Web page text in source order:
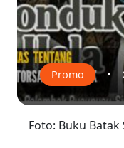
Promo •
Foto: Buku Batak